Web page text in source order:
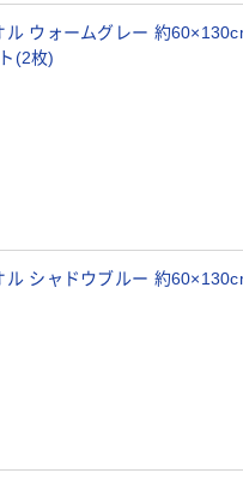
ル ウォームグレー 約
(2枚)
ル シャドウブルー 約